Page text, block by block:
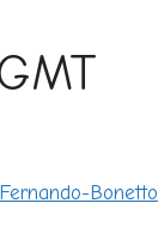
Bonetto